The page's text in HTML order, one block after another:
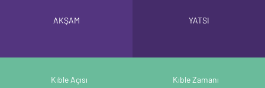
AKŞAM YATSI
Kıble Açısı Kıble Zamanı